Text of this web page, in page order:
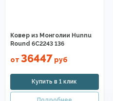
Ковер из Монголии Hunnu
Round 6C2243 136
от 36447 руб